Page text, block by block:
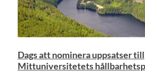
Dags att nominera uppsatser till
Mittuniversitetets